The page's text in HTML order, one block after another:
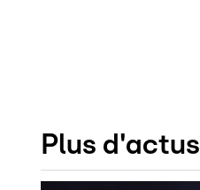
Plus d'actus